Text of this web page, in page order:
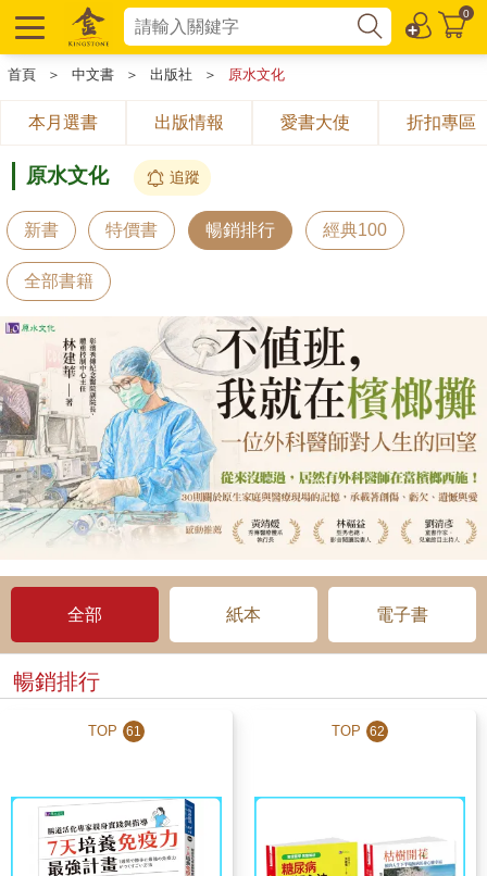
0
首頁 ＞ 中文書 ＞ 出版社 ＞ 原水文化
本月選書 出版情報 愛書大使 折扣專區
原水文化 追蹤
新書 特價書 暢銷排行 經典100
全部書籍
全部 紙本 電子書
暢銷排行
TOP 61 TOP 62